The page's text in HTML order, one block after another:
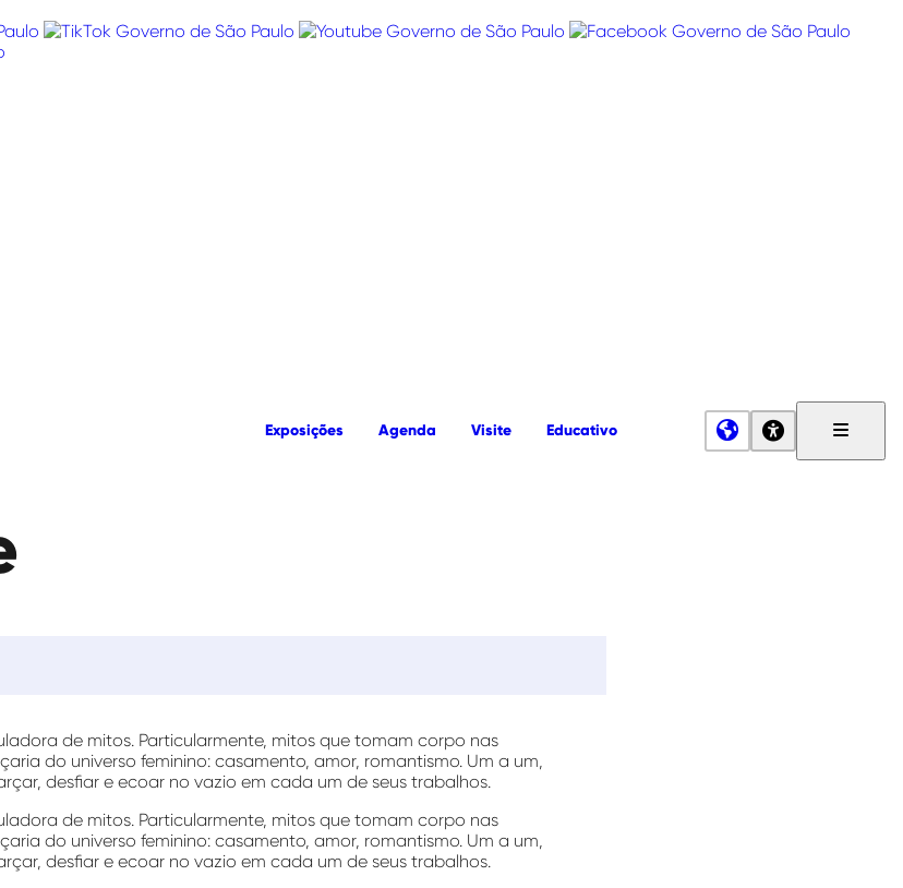
Exposições Agenda Visite Educativo
de mitos. Particularmente, mitos que tomam corpo nas
do universo feminino: casamento, amor, romantismo. Um a um,
desfiar e ecoar no vazio em cada um de seus trabalhos.
de mitos. Particularmente, mitos que tomam corpo nas
do universo feminino: casamento, amor, romantismo. Um a um,
desfiar e ecoar no vazio em cada um de seus trabalhos.